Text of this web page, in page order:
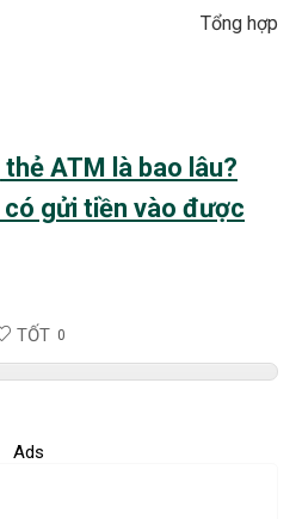
Tổng hợp
ATM là bao lâu?
gửi tiền vào được
TỐT 0
Ads